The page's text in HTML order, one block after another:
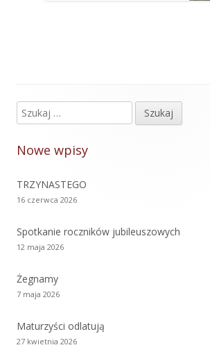
Główny
panel
boczny
Szukaj:
Nowe wpisy
TRZYNASTEGO
16 czerwca 2026
Spotkanie roczników jubileuszowych
12 maja 2026
Żegnamy
7 maja 2026
Maturzyści odlatują
27 kwietnia 2026